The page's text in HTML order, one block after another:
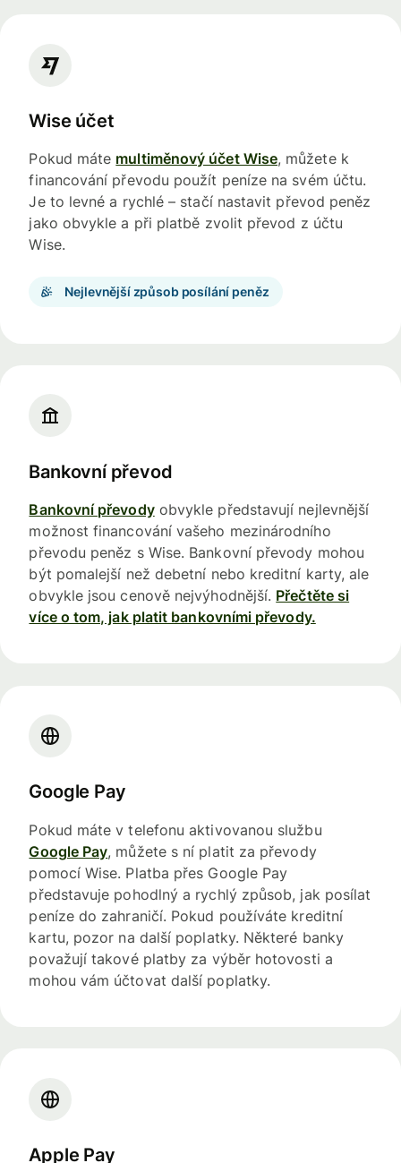
Wise účet
Pokud máte multiměnový účet Wise, můžete k
financování převodu použít peníze na svém účtu.
Je to levné a rychlé – stačí nastavit převod peněz
jako obvykle a při platbě zvolit převod z účtu
Wise.
Nejlevnější způsob posílání peněz
Bankovní převod
Bankovní převodyobvykle představují nejlevnější
možnost financování vašeho mezinárodního
převodu peněz s Wise. Bankovní převody mohou
být pomalejší než debetní nebo kreditní karty, ale
obvykle jsou cenově nejvýhodnější. Přečtěte si
více o tom, jak platit bankovními převody.
Google Pay
Pokud máte v telefonu aktivovanou službu
Google Pay, můžete s ní platit za převody
pomocí Wise. Platba přes Google Pay
představuje pohodlný a rychlý způsob, jak posílat
peníze do zahraničí. Pokud používáte kreditní
kartu, pozor na další poplatky. Některé banky
považují takové platby za výběr hotovosti a
mohou vám účtovat další poplatky.
Apple Pay